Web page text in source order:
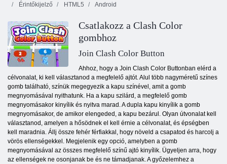
Érintőkijelző
HTML5 Android
Csatlakozz a Clash Color
gombhoz
Join Clash Color Button
Ahhoz, hogy a Join Clash Color Buttonban elérd a
célvonalat, ki kell választanod a megfelelő ajtót. Alul több nagyméretű színes
gomb található, színük megegyezik a kapu színével, amit a gomb
megnyomásával nyithatunk. Ha a kapu szilárd, a megfelelő gomb
megnyomásakor kinyílik és nyitva marad. A dupla kapu kinyílik a gomb
megnyomásakor, de amikor elengeded, a kapu bezárul. Olyan útvonalat kell
választanod, amelyen a hősödnek el kell érnie a célvonalat, és épségben
kell maradnia. Állj össze fehér férfiakkal, hogy növeld a csapatod és harcolj a
vörös ellenségekkel. Megjelenik egy opció, amelyben a gomb
megnyomásával az összes megfelelő színű ajtó kinyílik. Ügyeljen arra, hogy
az ellenségek ne osonjanak be és ne támadjanak. A győzelemhez a